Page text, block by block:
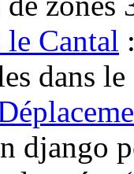
le Cantal
dans
django